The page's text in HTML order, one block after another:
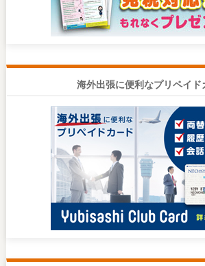
海外出張に便利なプリペイド